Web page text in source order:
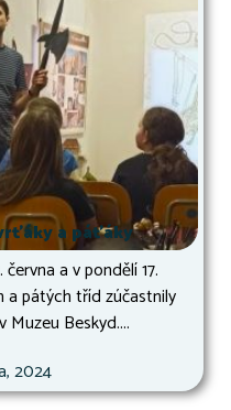
a páťáky
a v pondělí 17.
pátých tříd zúčastnily
Beskyd....
2024